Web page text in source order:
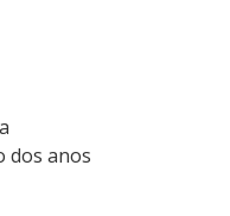
dos anos